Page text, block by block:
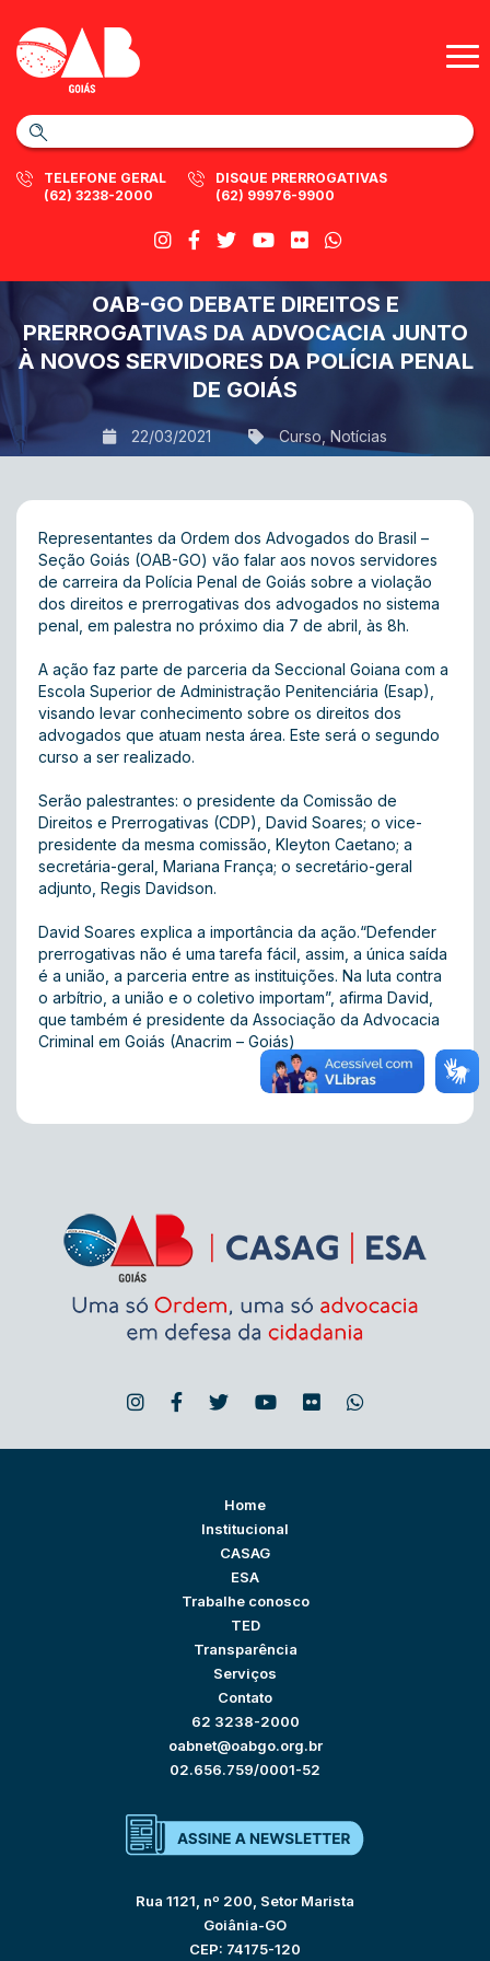
TELEFONE GERAL
(62) 3238-2000
DISQUE PRERROGATIVAS
(62) 99976-9900
OAB-GO DEBATE DIREITOS E
PRERROGATIVAS DA ADVOCACIA JUNTO
À NOVOS SERVIDORES DA POLÍCIA PENAL
DE GOIÁS
22/03/2021 Curso Notícias
Representantes da Ordem dos Advogados do Brasil –
Seção Goiás (OAB-GO) vão falar aos novos servidores
de carreira da Polícia Penal de Goiás sobre a violação
dos direitos e prerrogativas dos advogados no sistema
penal, em palestra no próximo dia 7 de abril, às 8h.
A ação faz parte de parceria da Seccional Goiana com a
Escola Superior de Administração Penitenciária (Esap),
visando levar conhecimento sobre os direitos dos
advogados que atuam nesta área. Este será o segundo
curso a ser realizado.
Serão palestrantes: o presidente da Comissão de
Direitos e Prerrogativas (CDP), David Soares; o vice-
presidente da mesma comissão, Kleyton Caetano; a
secretária-geral, Mariana França; o secretário-geral
adjunto, Regis Davidson.
David Soares explica a importância da ação.“Defender
prerrogativas não é uma tarefa fácil, assim, a única saída
é a união, a parceria entre as instituições. Na luta contra
o arbítrio, a união e o coletivo importam”, afirma David,
que também é presidente da Associação da Advocacia
Criminal em Goiás (Anacrim – Goiás)
Home
Institucional
CASAG
ESA
Trabalhe conosco
TED
Transparência
Serviços
Contato
62 3238-2000
oabnet@oabgo.org.br
02.656.759/0001-52
Rua 1121, nº 200, Setor Marista
Goiânia-GO
CEP: 74175-120